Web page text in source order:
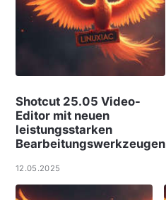
Shotcut 25.05 Video-
Editor mit neuen
leistungsstarken
Bearbeitungswerkzeugen
12.05.2025